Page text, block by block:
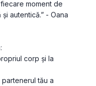
moment de
autentică.” - Oana
corp și la
partenerul tău a